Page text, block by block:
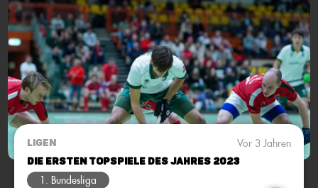
LIGEN Vor 3 Jahren
Die ersten Topspiele des Jahres 2023
1. Bundesliga